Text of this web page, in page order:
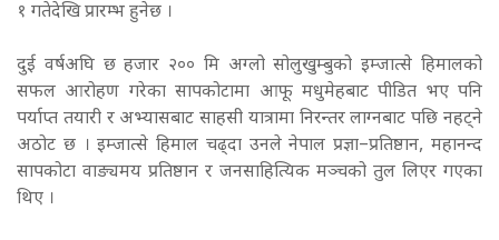
१ गतेदेखि प्रारम्भ हुनेछ ।
दुई वर्षअघि छ हजार २०० मि अग्लो सोलुखुम्बुको इम्जात्से हिमालको
सफल आरोहण गरेका सापकोटामा आफू मधुमेहबाट पीडित भए पनि
पर्याप्त तयारी र अभ्यासबाट साहसी यात्रामा निरन्तर लाग्नबाट पछि नहट्ने
अठोट छ । इम्जात्से हिमाल चढ्दा उनले नेपाल प्रज्ञा–प्रतिष्ठान, महानन्द
सापकोटा वाङ्यमय प्रतिष्ठान र जनसाहित्यिक मञ्चको तुल लिएर गएका
थिए ।